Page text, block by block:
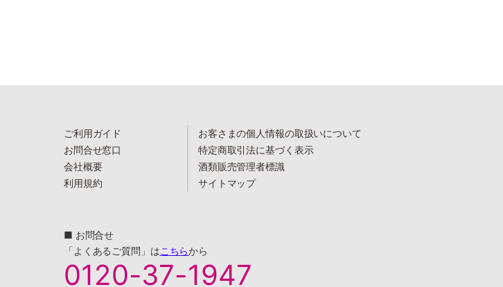
ご利用ガイド
お問合せ窓口
会社概要
利用規約
お客さまの個人情報の取扱いについて
特定商取引法に基づく表示
酒類販売管理者標識
サイトマップ
■ お問合せ
「よくあるご質問」はこちらから
0120-37-1947